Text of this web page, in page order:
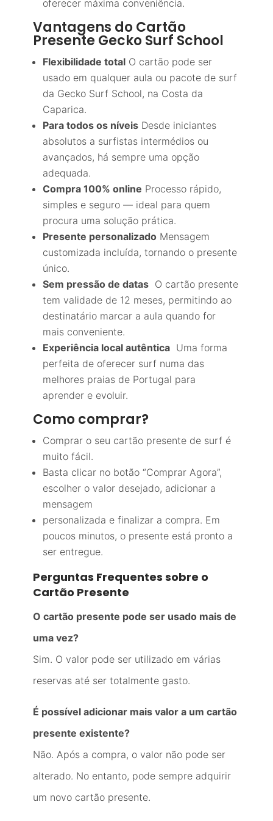
oferecer máxima conveniência.
Vantagens do Cartão
Presente Gecko Surf School
Flexibilidade total O cartão pode ser
usado em qualquer aula ou pacote de surf
da Gecko Surf School, na Costa da
Caparica.
Para todos os níveis Desde iniciantes
absolutos a surfistas intermédios ou
avançados, há sempre uma opção
adequada.
Compra 100% online Processo rápido,
simples e seguro — ideal para quem
procura uma solução prática.
Presente personalizado Mensagem
customizada incluída, tornando o presente
único.
Sem pressão de datas O cartão presente
tem validade de 12 meses, permitindo ao
destinatário marcar a aula quando for
mais conveniente.
Experiência local autêntica Uma forma
perfeita de oferecer surf numa das
melhores praias de Portugal para
aprender e evoluir.
Como comprar?
Comprar o seu cartão presente de surf é
muito fácil.
Basta clicar no botão “Comprar Agora”,
escolher o valor desejado, adicionar a
mensagem
personalizada e finalizar a compra. Em
poucos minutos, o presente está pronto a
ser entregue.
Perguntas Frequentes sobre o
Cartão Presente
O cartão presente pode ser usado mais de
uma vez?
Sim. O valor pode ser utilizado em várias
reservas até ser totalmente gasto.
É possível adicionar mais valor a um cartão
presente existente?
Não. Após a compra, o valor não pode ser
alterado. No entanto, pode sempre adquirir
um novo cartão presente.